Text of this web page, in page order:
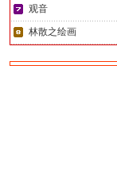
观音
林散之绘画